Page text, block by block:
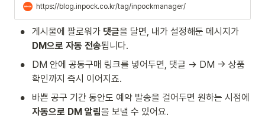
https://blog.inpock.co.kr/tag/inpockmanager/
• 게시물에 팔로워가 댓글
DM으로 자동 전송됩니다.
•
DM 안에 공동구매 링크를 넣어두면, 댓글 → DM → 상품
확인까지 즉시 이어지죠.
•
자동으로 DM 알림을 보낼 수 있어요.